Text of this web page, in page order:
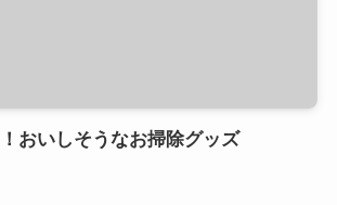
おいしそうなお掃除グッズ